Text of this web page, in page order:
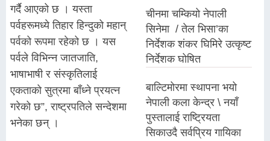
गर्दै आएको छ । यस्ता
पर्वहरूमध्ये तिहार हिन्दुको महान्
पर्वको रूपमा रहेको छ । यस
पर्वले विभिन्न जातजाति,
भाषाभाषी र संस्कृतिलाई
एकताको सुत्रमा बाँध्ने प्रयत्न
गरेको छ”, राष्ट्रपतिले सन्देशमा
भनेका छन् ।
चीनमा चम्कियो नेपाली
सिनेमा / तेल भिसा’का
निर्देशक शंकर घिमिरे उत्कृष्ट
निर्देशक घोषित
बाल्टिमोरमा स्थापना भयो
नेपाली कला केन्द्र \ नयाँ
पुस्तालाई राष्ट्रियता
सिकाउदै सर्वप्रिय गायिका